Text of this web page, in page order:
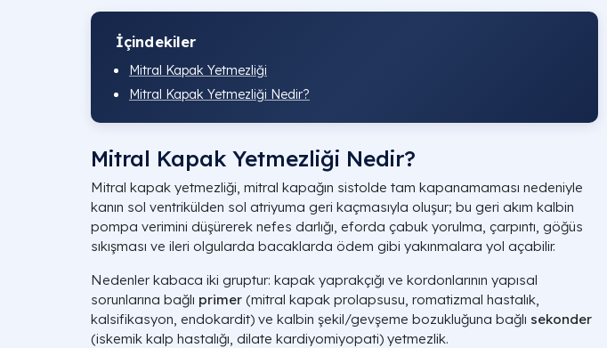
İçindekiler
Mitral Kapak Yetmezliği
Mitral Kapak Yetmezliği Nedir?
Mitral Kapak Yetmezliği Nedir?
Mitral kapak yetmezliği, mitral kapağın sistolde tam kapanamaması nedeniyle
kanın sol ventrikülden sol atriyuma geri kaçmasıyla oluşur; bu geri akım kalbin
pompa verimini düşürerek nefes darlığı, eforda çabuk yorulma, çarpıntı, göğüs
sıkışması ve ileri olgularda bacaklarda ödem gibi yakınmalara yol açabilir.
Nedenler kabaca iki gruptur: kapak yaprakçığı ve kordonlarının yapısal
sorunlarına bağlı primer (mitral kapak prolapsusu, romatizmal hastalık,
kalsifikasyon, endokardit) ve kalbin şekil/gevşeme bozukluğuna bağlı sekonder
(iskemik kalp hastalığı, dilate kardiyomiyopati) yetmezlik.